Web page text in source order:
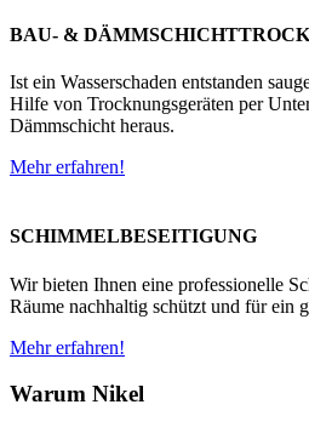
BAU- &
Ist ein Wasserschaden entstanden
Hilfe von Trocknungsgeräten per
Dämmschicht heraus.
Mehr erfahren!
SCHIMMELBESEITIGUNG
Wir bieten Ihnen eine professionelle
Räume nachhaltig schützt und für ein
Mehr erfahren!
Warum Nikel